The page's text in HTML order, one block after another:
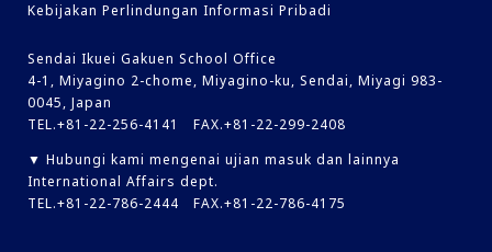
Kebijakan Perlindungan Informasi Pribadi
Sendai Ikuei Gakuen School Office
4-1, Miyagino 2-chome, Miyagino-ku, Sendai, Miyagi 983-
0045, Japan
TEL.+81-22-256-4141 FAX.+81-22-299-2408
▼ Hubungi kami mengenai ujian masuk dan lainnya
International Affairs dept.
TEL.+81-22-786-2444 FAX.+81-22-786-4175